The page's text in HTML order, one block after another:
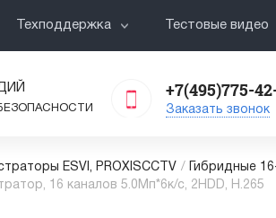
Техподдержка Тестовые видео
+7(495)775-
Заказать звонок
ESVI, PROXISCCTV / Гибридные
16 каналов 5.0Мп*6к/с, 2HDD, H.265